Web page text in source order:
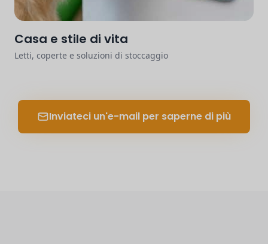
Casa e stile di vita
Letti, coperte e soluzioni di stoccaggio
Inviateci un'e-mail per saperne di più